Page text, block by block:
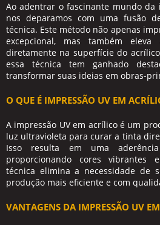
Ao adentrar o fascinante mundo da
nos deparamos com uma fusão
técnica. Este método não apenas
excepcional, mas também
diretamente na superfície do
essa técnica tem ganhado
transformar suas ideias em obras-
O QUE É IMPRESSÃO UV EM
A impressão UV em acrílico é um
luz ultravioleta para curar a tinta
Isso resulta em uma
proporcionando cores vibrantes
técnica elimina a necessidade de
produção mais eficiente e com
VANTAGENS DA IMPRESSÃO UV